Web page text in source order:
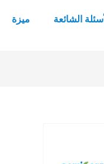
ميزة الشائعة